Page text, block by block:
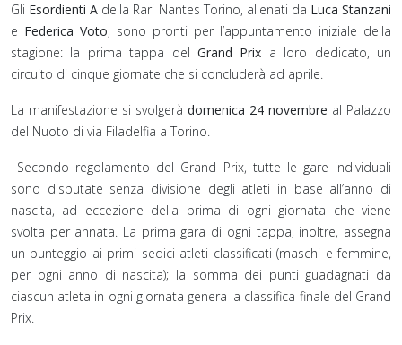
Gli Esordienti A della Rari Nantes Torino, allenati da Luca Stanzani
e Federica Voto, sono pronti per l’appuntamento iniziale della
stagione: la prima tappa del Grand Prix a loro dedicato, un
circuito di cinque giornate che si concluderà ad aprile.
La manifestazione si svolgerà domenica 24 novembre al Palazzo
del Nuoto di via Filadelfia a Torino.
Secondo regolamento del Grand Prix, tutte le gare individuali
sono disputate senza divisione degli atleti in base all’anno di
nascita, ad eccezione della prima di ogni giornata che viene
svolta per annata. La prima gara di ogni tappa, inoltre, assegna
un punteggio ai primi sedici atleti classificati (maschi e femmine,
per ogni anno di nascita); la somma dei punti guadagnati da
ciascun atleta in ogni giornata genera la classifica finale del Grand
Prix.